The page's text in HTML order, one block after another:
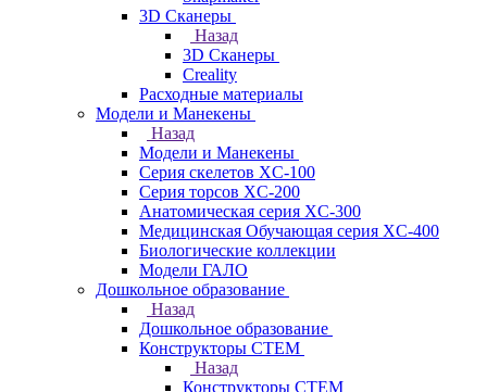
3D Сканеры
Назад
3D Сканеры
Creality
Расходные материалы
Модели и Манекены
Назад
Модели и Манекены
Серия скелетов XC-100
Серия торсов XC-200
Анатомическая серия XC-300
Медицинская Обучающая серия XC-400
Биологические коллекции
Модели ГАЛО
Дошкольное образование
Назад
Дошкольное образование
Конструкторы СТЕМ
Назад
Конструкторы СТЕМ